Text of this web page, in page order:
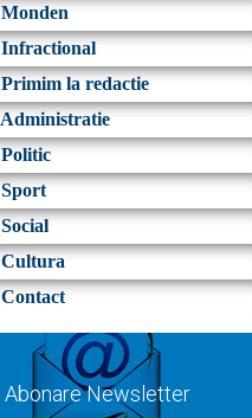
Monden
Infractional
Primim la redactie
Administratie
Politic
Sport
Social
Cultura
Contact
Abonare Newsletter